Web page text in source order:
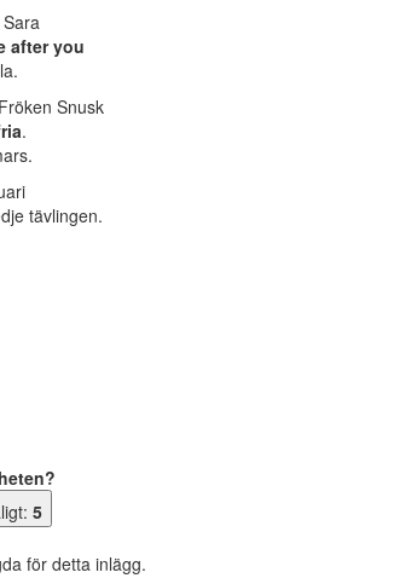
after you
Snusk
.
tävlingen.
5
för detta inlägg.